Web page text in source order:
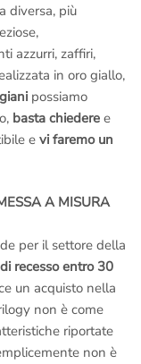
diversa, più
azzurri, zaffiri,
in oro giallo,
possiamo
basta chiedere e
e vi faremo un
A MISURA
per il settore della
recesso entro 30
un acquisto nella
non è come
riportate
non è